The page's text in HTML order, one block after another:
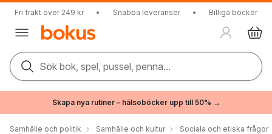
Fri frakt över 249 kr • Snabba leveranser • Billiga böcker
Sök bok, spel, pussel, penna...
Skapa nya rutiner – hälsoböcker upp till 50% →
Samhälle och politik Samhälle och kultur Sociala och etiska frågor